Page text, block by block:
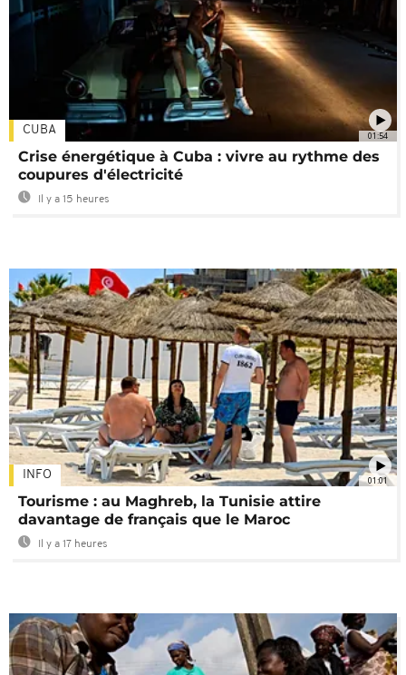
01:54
CUBA
Crise énergétique à Cuba : vivre au rythme des
coupures d'électricité
Il y a 15 heures
01:01
INFO
Tourisme : au Maghreb, la Tunisie attire
davantage de français que le Maroc
Il y a 17 heures